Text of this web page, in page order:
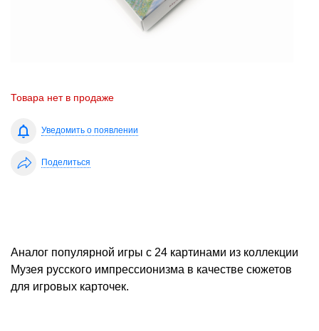
Товара нет в продаже
Уведомить о появлении
Поделиться
Аналог популярной игры с 24 картинами из коллекции
Музея русского импрессионизма в качестве сюжетов
для игровых карточек.